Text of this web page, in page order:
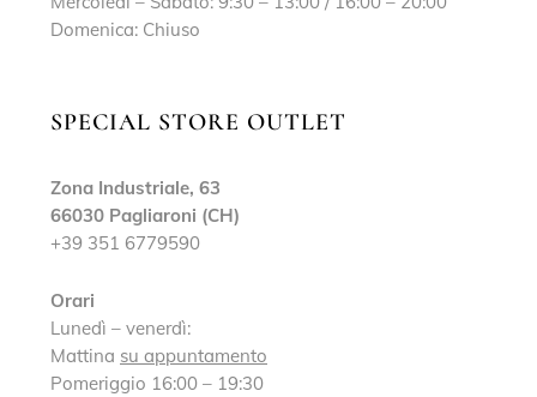
Domenica: Chiuso
SPECIAL STORE OUTLET
Zona Industriale, 63
66030 Pagliaroni (CH)
+39 351 6779590
Orari
Lunedì – venerdì:
Mattina su appuntamento
Pomeriggio 16:00 – 19:30